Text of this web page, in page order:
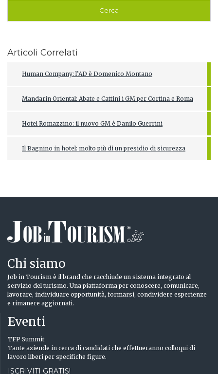
Articoli Correlati
Human Company: l’AD è Domenico Montano
Mandarin Oriental: Abate e Cattini i GM per Cortina e Roma
Hotel Romazzino: il nuovo GM è Danilo Guerrini
Il Bagnino in hotel: molto più di un presidio di sicurezza
Chi siamo
Job in Tourism è il brand che racchiude un sistema integrato al
servizio del turismo. Una piattaforma per conoscere, comunicare,
lavorare, individuare opportunità, formarsi, condividere esperienze
e rimanere aggiornati.
Eventi
TFP Summit
Tante aziende in cerca di candidati che effettueranno colloqui di
lavoro liberi per specifiche figure.
ISCRIVITI GRATIS!